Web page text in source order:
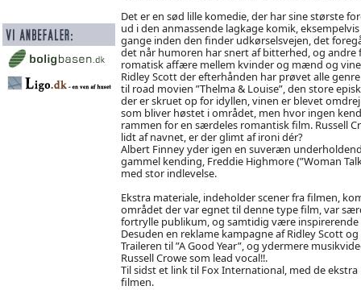
Det er en sød lille komedie, der har sine største
ud i den anmassende lagkage komik,
gange inden den finder udkørselsvejen, det
det når humoren har snert af bitterhed, og
romatisk affære mellem kvinder og mænd og
Ridley Scott der efterhånden har prøvet alle genre
til road movien ”Thelma & Louise”, den store
der er skruet op for idyllen, vinen er blevet
som bliver høstet i området, men hvor ingen
rammen for en særdeles romantisk film. Russell
lidt af navnet, er der glimt af ironi dér?
Albert Finney yder igen en suveræn
gammel kending, Freddie Highmore (”Woman
med stor indlevelse.
Ekstra materiale, indeholder scener fra filmen,
området der var egnet til denne type film, var
fortrylle publikum, og samtidig være inspirerende
Desuden en reklame kampagne af Ridley Scott
Traileren til ”A Good Year”, og ydermere
Russell Crowe som lead vocal!!.
Til sidst et link til Fox International, med de
filmen.